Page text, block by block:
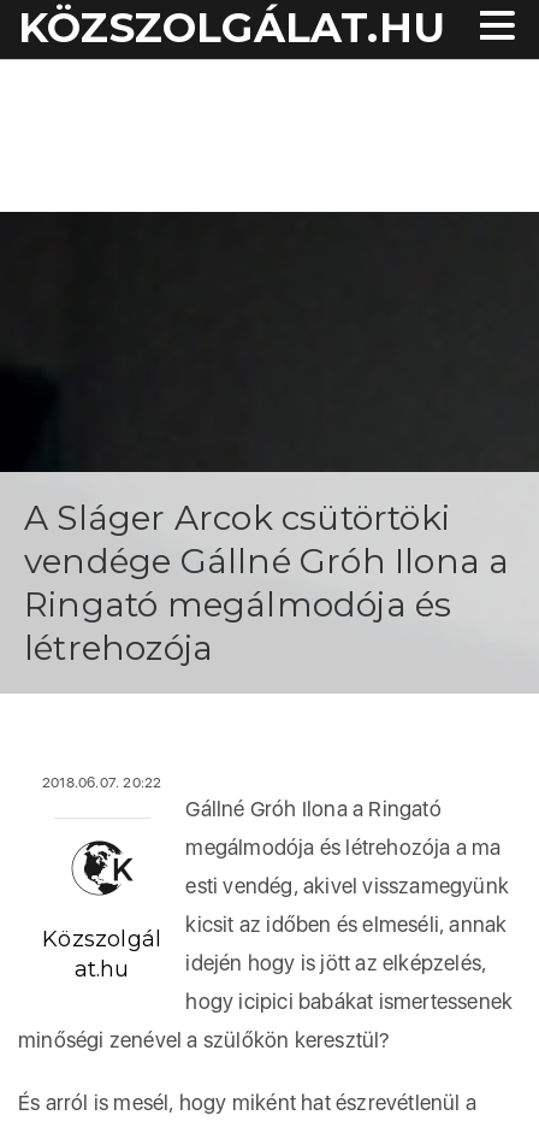
KÖZSZOLGÁLAT.HU
A Sláger Arcok csütörtöki
vendége Gállné Gróh Ilona a
Ringató megálmodója és
létrehozója
2018.06.07. 20:22
Közszolgál
at.hu
Gállné Gróh Ilona a Ringató
megálmodója és létrehozója a ma
esti vendég, akivel visszamegyünk
kicsit az időben és elmeséli, annak
idején hogy is jött az elképzelés,
hogy icipici babákat ismertessenek
minőségi zenével a szülőkön keresztül?
És arról is mesél, hogy miként hat észrevétlenül a